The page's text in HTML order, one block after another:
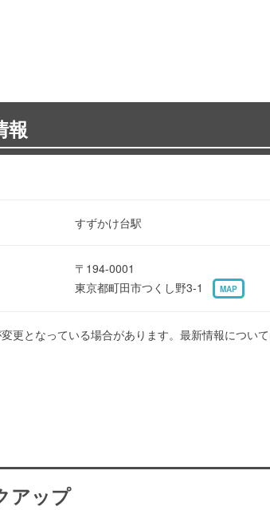
報
すずかけ台駅
〒194-0001
東京都町田市つくし野3-1
MAP
更となっている場合があります。最新情報につい
アップ